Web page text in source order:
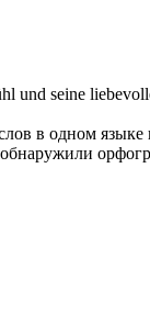
und seine
в одном